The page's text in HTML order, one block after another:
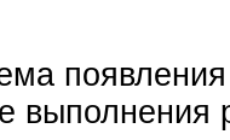
выполнения